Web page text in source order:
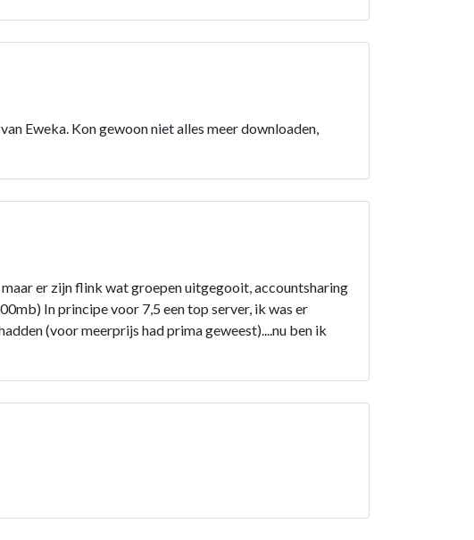
Eweka. Kon gewoon niet alles meer downloaden,
er zijn flink wat groepen uitgegooit, accountsharing
In principe voor 7,5 een top server, ik was er
(voor meerprijs had prima geweest)....nu ben ik